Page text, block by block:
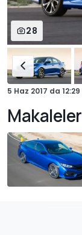
28
5 Haz 2017 da 12:29
Makaleler